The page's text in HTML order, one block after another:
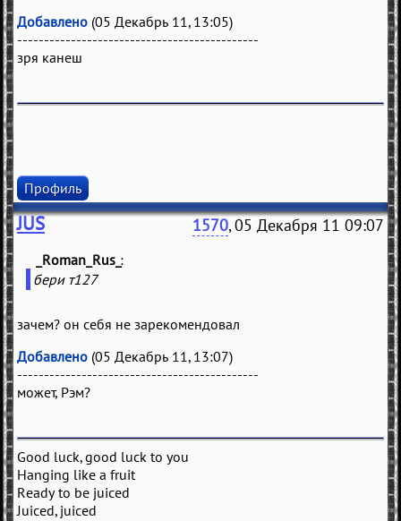
Добавлено (05 Декабрь 11, 13:05)
---------------------------------------------
зря канеш
Профиль
JUS 1570, 05 Декабря 11 09:07
_Roman_Rus_
бери т127
зачем? он себя не зарекомендовал
Добавлено (05 Декабрь 11, 13:07)
---------------------------------------------
может, Рэм?
Good luck, good luck to you
Hanging like a fruit
Ready to be juiced
Juiced, juiced